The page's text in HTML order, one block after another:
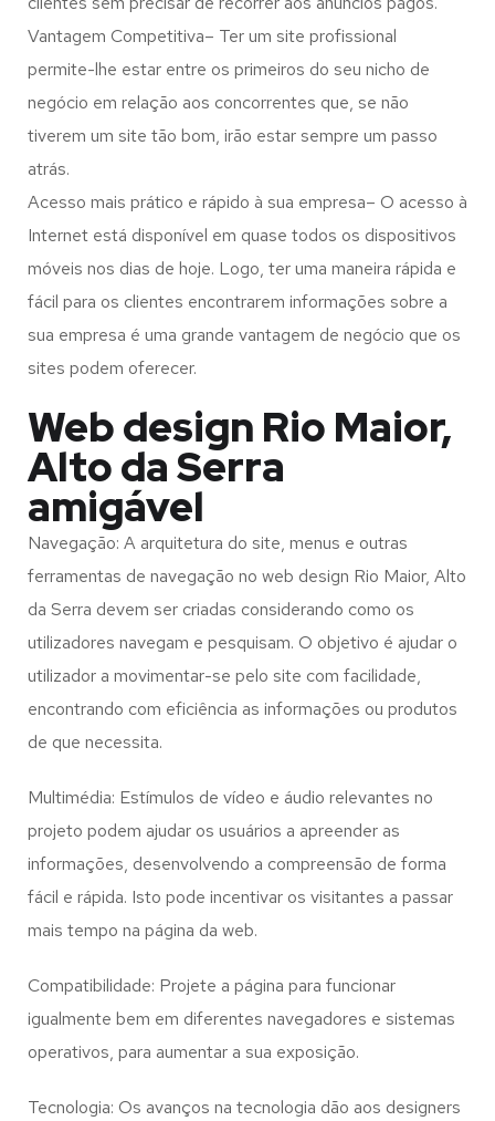
Vantagem Competitiva– Ter um site profissional
permite-lhe estar entre os primeiros do seu nicho de
negócio em relação aos concorrentes que, se não
tiverem um site tão bom, irão estar sempre um passo
atrás.
Acesso mais prático e rápido à sua empresa– O acesso à
Internet está disponível em quase todos os dispositivos
móveis nos dias de hoje. Logo, ter uma maneira rápida e
fácil para os clientes encontrarem informações sobre a
sua empresa é uma grande vantagem de negócio que os
sites podem oferecer.
Web design Rio Maior,
Alto da Serra
amigável
Navegação: A arquitetura do site, menus e outras
ferramentas de navegação no web design Rio Maior, Alto
da Serra devem ser criadas considerando como os
utilizadores navegam e pesquisam. O objetivo é ajudar o
utilizador a movimentar-se pelo site com facilidade,
encontrando com eficiência as informações ou produtos
de que necessita.
Multimédia: Estímulos de vídeo e áudio relevantes no
projeto podem ajudar os usuários a apreender as
informações, desenvolvendo a compreensão de forma
fácil e rápida. Isto pode incentivar os visitantes a passar
mais tempo na página da web.
Compatibilidade: Projete a página para funcionar
igualmente bem em diferentes navegadores e sistemas
operativos, para aumentar a sua exposição.
Tecnologia: Os avanços na tecnologia dão aos designers